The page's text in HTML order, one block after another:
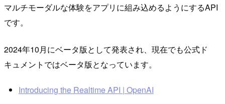
マルチモーダルな体験をアプリに組み込めるようにするAPI
です。
2024年10月にベータ版として発表され、現在でも公式ド
キュメントではベータ版となっています。
Introducing the Realtime API | OpenAI